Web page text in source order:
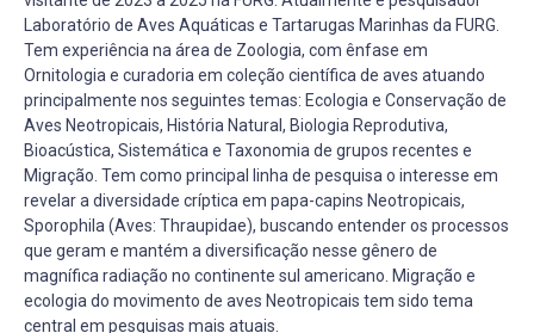
Laboratório de Aves Aquáticas e Tartarugas Marinhas da FURG.
Tem experiência na área de Zoologia, com ênfase em
Ornitologia e curadoria em coleção científica de aves atuando
principalmente nos seguintes temas: Ecologia e Conservação de
Aves Neotropicais, História Natural, Biologia Reprodutiva,
Bioacústica, Sistemática e Taxonomia de grupos recentes e
Migração. Tem como principal linha de pesquisa o interesse em
revelar a diversidade críptica em papa-capins Neotropicais,
Sporophila (Aves: Thraupidae), buscando entender os processos
que geram e mantém a diversificação nesse gênero de
magnífica radiação no continente sul americano. Migração e
ecologia do movimento de aves Neotropicais tem sido tema
central em pesquisas mais atuais.